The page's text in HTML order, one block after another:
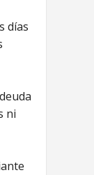
días
ni